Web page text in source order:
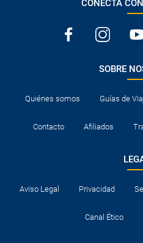
CONECTA
SOBRE
Quiénes somos Guías de
Contacto Afiliados
Aviso Legal Privacidad
Canal Ético